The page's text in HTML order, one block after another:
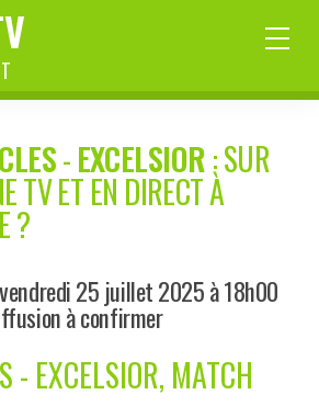
-EXCELSIOR: SUR
TV ET EN DIRECT À
?
25 juillet 2025 à 18h00
à confirmer
- EXCELSIOR, MATCH